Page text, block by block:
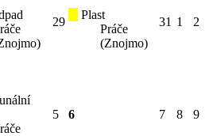
29
Plast
Práče
(Znojmo)
31 1 2
5 6 7 8 9